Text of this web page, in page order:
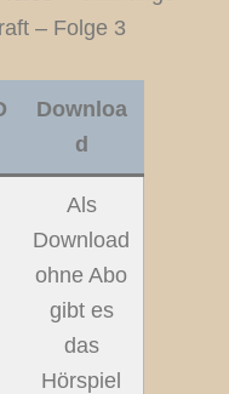
– Folge 3
Downloa
d
Als
Download
ohne Abo
gibt es
das
Hörspiel